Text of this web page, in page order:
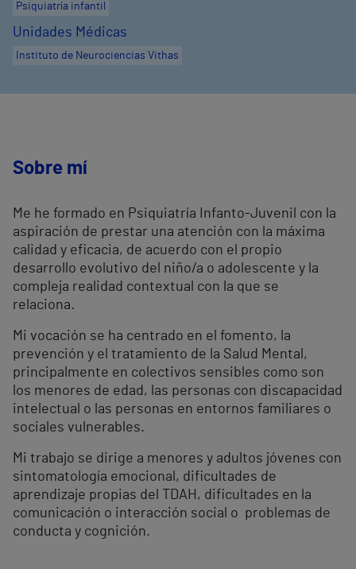
Psiquiatría infantil
Unidades Médicas
Instituto de Neurociencias Vithas
Sobre mí
Me he formado en Psiquiatría Infanto-Juvenil con la
aspiración de prestar una atención con la máxima
calidad y eficacia, de acuerdo con el propio
desarrollo evolutivo del niño/a o adolescente y la
compleja realidad contextual con la que se
relaciona.
Mi vocación se ha centrado en el fomento, la
prevención y el tratamiento de la Salud Mental,
principalmente en colectivos sensibles como son
los menores de edad, las personas con discapacidad
intelectual o las personas en entornos familiares o
sociales vulnerables.
Mi trabajo se dirige a menores y adultos jóvenes con
sintomatología emocional, dificultades de
aprendizaje propias del TDAH, dificultades en la
comunicación o interacción social o problemas de
conducta y cognición.